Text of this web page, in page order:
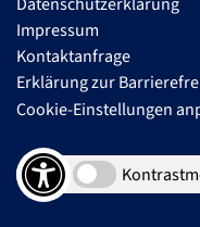
Impressum
Kontaktanfrage
Erklärung zur
Cookie-Einstellungen